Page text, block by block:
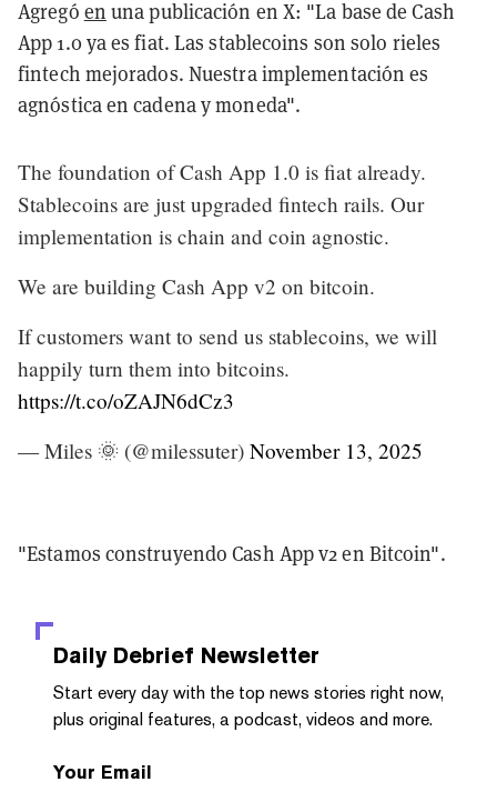
Agregó en una publicación en X: "La base de Cash
App 1.0 ya es fiat. Las stablecoins son solo rieles
fintech mejorados. Nuestra implementación es
agnóstica en cadena y moneda".
The foundation of Cash App 1.0 is fiat already.
Stablecoins are just upgraded fintech rails. Our
implementation is chain and coin agnostic.
We are building Cash App v2 on bitcoin.
If customers want to send us stablecoins, we will
happily turn them into bitcoins.
https://t.co/oZAJN6dCz3
— Miles 🌞 (@milessuter) November 13, 2025
"Estamos construyendo Cash App v2 en Bitcoin".
Daily Debrief Newsletter
Start every day with the top news stories right now,
plus original features, a podcast, videos and more.
Your Email